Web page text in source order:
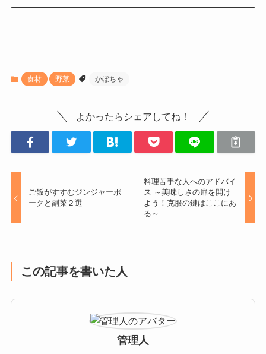
食材 野菜 かぼちゃ
よかったらシェアしてね！
ご飯がすすむジンジャーポ
ークと副菜２選
料理苦手な人へのアドバイ
ス ～美味しさの扉を開け
よう！克服の鍵はここにあ
る～
この記事を書いた人
管理人